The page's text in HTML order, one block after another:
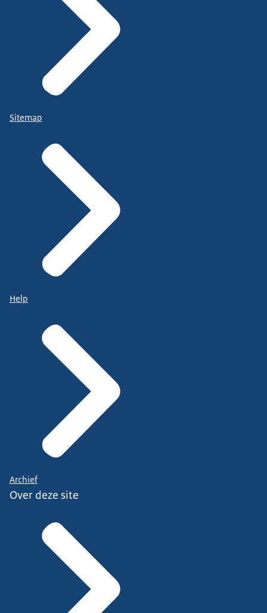
Sitemap
Help
Archief
Over deze site